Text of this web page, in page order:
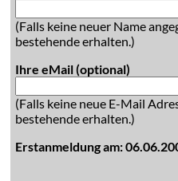
(Falls keine neuer Name
bestehende erhalten.)
Ihre eMail (optional)
(Falls keine neue E-Mail
bestehende erhalten.)
Erstanmeldung am: